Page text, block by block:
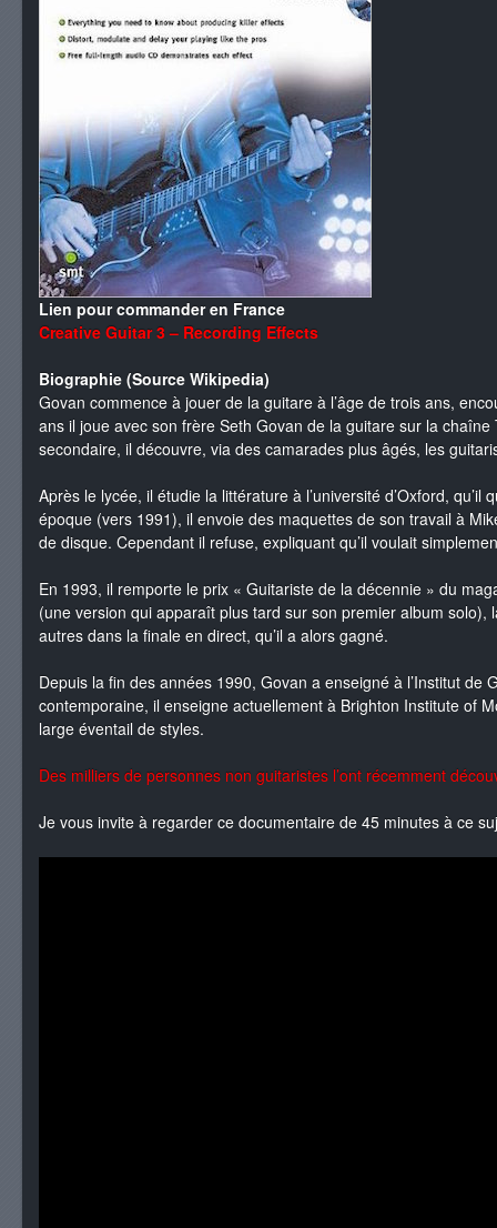
Lien pour commander en France
Creative Guitar 3 – Recording Effects
Biographie (Source Wikipedia)
Govan commence à jouer de la guitare à l’âge de trois ans,
ans il joue avec son frère Seth Govan de la guitare sur la
secondaire, il découvre, via des camarades plus âgés, les
Après le lycée, il étudie la littérature à l’université d’Oxford,
époque (vers 1991), il envoie des maquettes de son travail à
de disque. Cependant il refuse, expliquant qu’il voulait
En 1993, il remporte le prix « Guitariste de la décennie » du
(une version qui apparaît plus tard sur son premier album
autres dans la finale en direct, qu’il a alors gagné.
Depuis la fin des années 1990, Govan a enseigné à l’Institut de
contemporaine, il enseigne actuellement à Brighton Institute of
large éventail de styles.
Des milliers de personnes non guitaristes l’ont récemment
Je vous invite à regarder ce documentaire de 45 minutes à ce